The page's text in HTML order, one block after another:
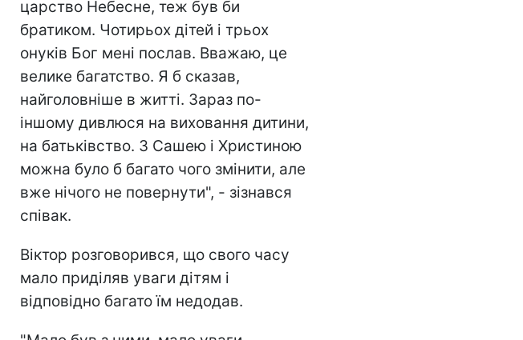
царство Небесне, теж був би
братиком. Чотирьох дітей і трьох
онуків Бог мені послав. Вважаю, це
велике багатство. Я б сказав,
найголовніше в житті. Зараз по-
іншому дивлюся на виховання дитини,
на батьківство. З Сашею і Христиною
можна було б багато чого змінити, але
вже нічого не повернути", - зізнався
співак.
Віктор розговорився, що свого часу
мало приділяв уваги дітям і
відповідно багато їм недодав.